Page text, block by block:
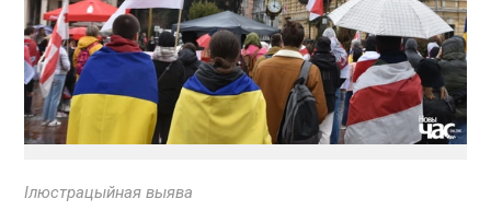
Ілюстрацыйная выява